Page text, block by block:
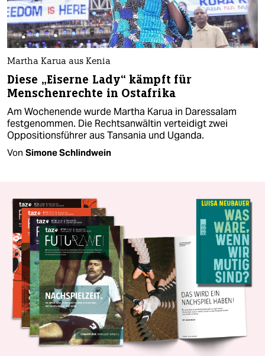
Martha Karua aus Kenia
Diese „Eiserne Lady“ kämpft für
Menschenrechte in Ostafrika
Am Wochenende wurde Martha Karua in Daressalam
festgenommen. Die Rechtsanwältin verteidigt zwei
Oppositionsführer aus Tansania und Uganda.
Von Simone Schlindwein